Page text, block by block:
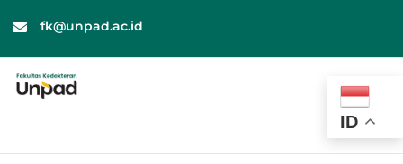
 fk@unpad.ac.id
ID